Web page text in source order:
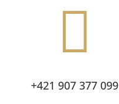

+421 907 377 099